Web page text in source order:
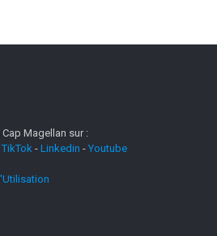
Magellan sur :
TikTok - Linkedin - Youtube